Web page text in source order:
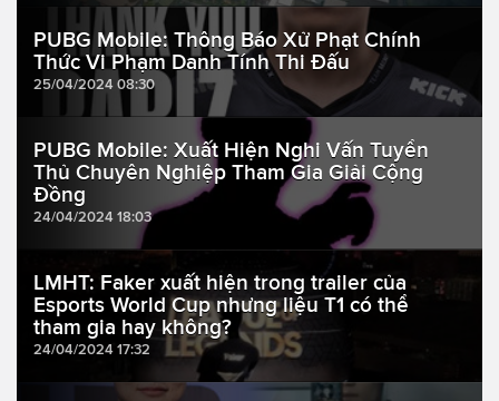
PUBG Mobile: Thông Báo Xử Phạt Chính
Thức Vi Phạm Danh Tính Thi Đấu
25/04/2024 08:30
PUBG Mobile: Xuất Hiện Nghi Vấn Tuyển
Thủ Chuyên Nghiệp Tham Gia Giải Cộng
Đồng
24/04/2024 18:03
LMHT: Faker xuất hiện trong trailer của
Esports World Cup nhưng liệu T1 có thể
tham gia hay không?
24/04/2024 17:32